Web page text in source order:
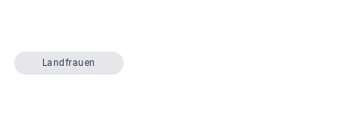
Landfrauen